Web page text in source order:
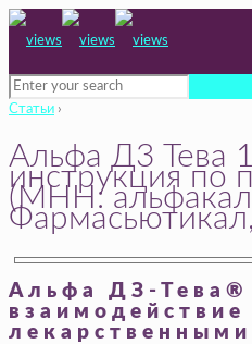
Статьи ›
Альфа Д3 Тева
инструкция по
(МНН:
Альфа ДЗ-Тева®
взаимодействие